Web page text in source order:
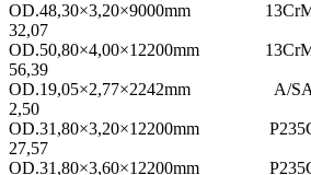
OD.48,30×3,20×9000mm
32,07
OD.50,80×4,00×12200mm
56,39
2,50
OD.31,80×3,20×12200mm
27,57
OD.31,80×3,60×12200mm